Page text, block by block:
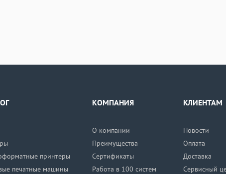
принтеры
печатные машины
КОМПАНИЯ
О компании
Преимущества
Сертификаты
Работа в 100 систем
КЛИЕНТАМ
Новости
Оплата
Доставка
Сервисный